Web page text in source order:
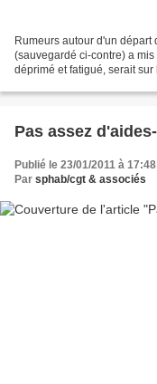
Rumeurs autour d'un départ
(sauvegardé ci-contre) a
déprimé et fatigué, serait sur
Pas assez
Publié le 23/01/2011 à 17:48
Par sphab/cgt & associés